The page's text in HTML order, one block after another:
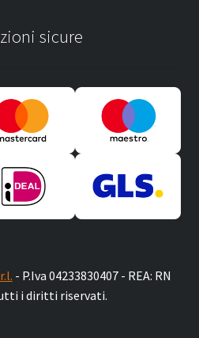
sicure
- P.Iva 04233830407 - REA: RN
i diritti riservati.